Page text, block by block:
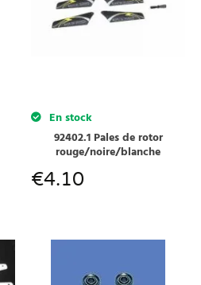
En stock
92402.1 Pales de rotor
rouge/noire/blanche
€4.10